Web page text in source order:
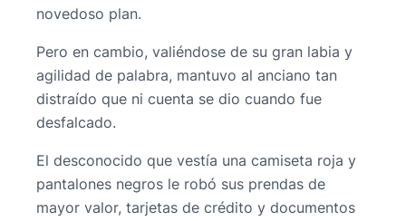
novedoso plan.
Pero en cambio, valiéndose de su gran labia y
agilidad de palabra, mantuvo al anciano tan
distraído que ni cuenta se dio cuando fue
desfalcado.
El desconocido que vestía una camiseta roja y
pantalones negros le robó sus prendas de
mayor valor, tarjetas de crédito y documentos